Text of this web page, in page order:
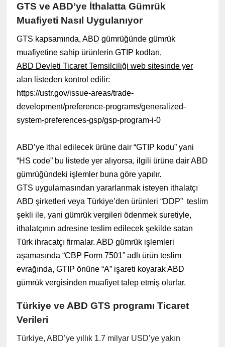
GTS ve ABD’ye İthalatta Gümrük
Muafiyeti Nasıl Uygulanıyor
GTS kapsamında, ABD gümrüğünde gümrük
muafiyetine sahip ürünlerin GTIP kodları,
ABD Devleti Ticaret Temsilciliği web sitesinde yer
alan listeden kontrol edilir:
https://ustr.gov/issue-areas/trade-
development/preference-programs/generalized-
system-preferences-gsp/gsp-program-i-0
ABD’ye ithal edilecek ürüne dair “GTIP kodu” yani
“HS code” bu listede yer alıyorsa, ilgili ürüne dair ABD
gümrüğündeki işlemler buna göre yapılır.
GTS uygulamasından yararlanmak isteyen ithalatçı
ABD şirketleri veya Türkiye’den ürünleri “DDP” teslim
şekli ile, yani gümrük vergileri ödenmek suretiyle,
ithalatçının adresine teslim edilecek şekilde satan
Türk ihracatçı firmalar. ABD gümrük işlemleri
aşamasında “CBP Form 7501” adlı ürün teslim
evrağında, GTIP önüne “A” işareti koyarak ABD
gümrük vergisinden muafiyet talep etmiş olurlar.
Türkiye ve ABD GTS programı Ticaret
Verileri
Türkiye, ABD’ye yıllık 1.7 milyar USD’ye yakın